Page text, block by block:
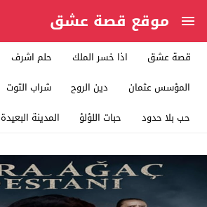
موقع قصة عشق
قصة عشق اذا خسر الملك حلم اشرف
المؤسس عثمان
دين الروح شراب التوت
حب بلا حدود
حبات اللؤلؤ المدينة البعيدة